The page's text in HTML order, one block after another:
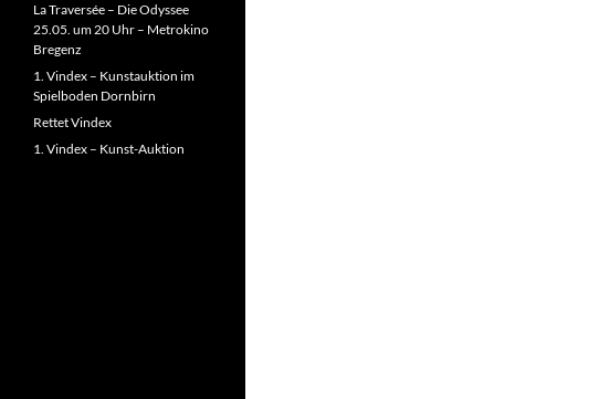
La Traversée – Die Odyssee
25.05. um 20 Uhr – Metrokino
Bregenz
1. Vindex – Kunstauktion im
Spielboden Dornbirn
Rettet Vindex
1. Vindex – Kunst-Auktion